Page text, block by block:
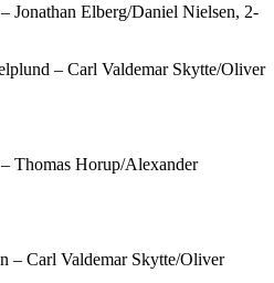
Jonathan Elberg/Daniel Nielsen, 2-
– Carl Valdemar Skytte/Oliver
Thomas Horup/Alexander
– Carl Valdemar Skytte/Oliver